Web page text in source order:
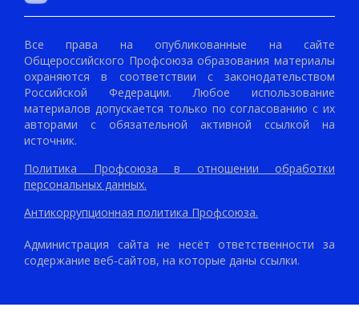
Все права на опубликованные на сайте
Общероссийского Профсоюза образования материалы
охраняются в соответствии с законодательством
Российской Федерации. Любое использование
материалов допускается только по согласованию с их
авторами с обязательной активной ссылкой на
источник.
Политика Профсоюза в отношении обработки
персональных данных.
Антикоррупционная политика Профсоюза.
Администрация сайта не несёт ответственности за
содержание веб-сайтов, на которые даны ссылки.